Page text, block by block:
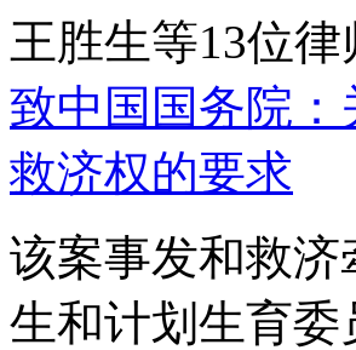
王胜生等13位律
致中国国务院
救济权的要求
该案事发和救
生和计划生育